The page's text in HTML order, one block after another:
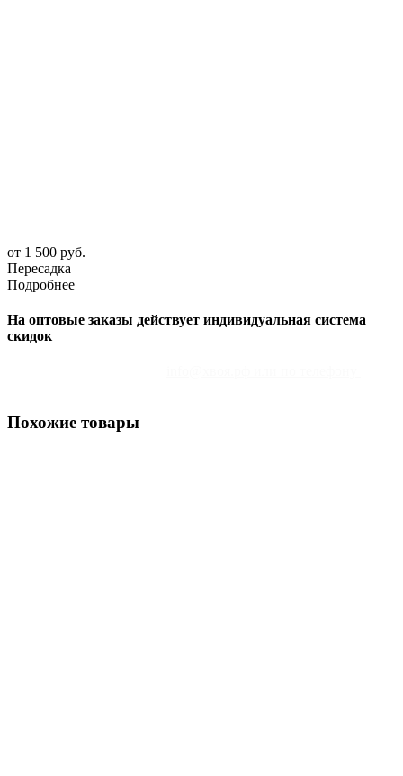
от 1 500 руб.
Пересадка
Подробнее
На оптовые заказы действует индивидуальная система
скидок
Похожие товары